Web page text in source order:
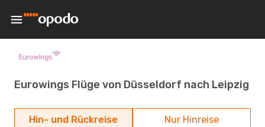
Eurowings Flüge von Düsseldorf nach Leipzig
Hin- und Rückreise Nur Hinreise